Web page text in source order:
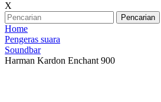
X
Pencarian
Home
Pengeras suara
Soundbar
Harman Kardon Enchant 900